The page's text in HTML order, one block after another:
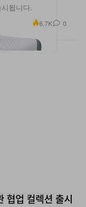
됩니다.
6.7K 0
협업 컬렉션 출시